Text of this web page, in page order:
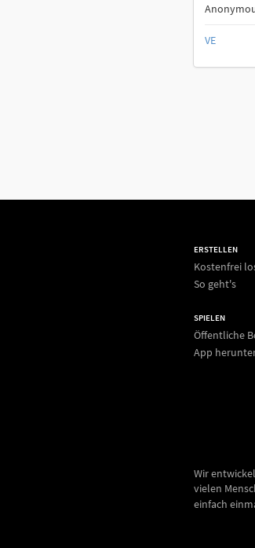
VE
ERSTELLEN
Kostenfrei
So geht's
SPIELEN
Öffentliche
App
Wir
vielen
einfach